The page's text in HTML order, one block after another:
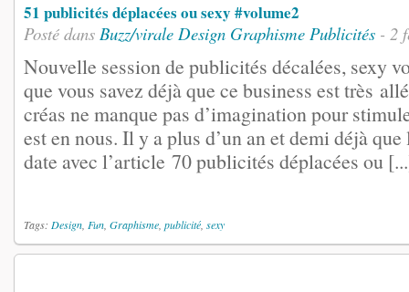
51 publicités déplacées ou sexy #volume2
Posté dans Buzz/virale Design Graphisme Publicités - 2
Nouvelle session de publicités décalées, sexy
que vous savez déjà que ce business est très
créas ne manque pas d’imagination pour
est en nous. Il y a plus d’un an et demi déjà
date avec l’article 70 publicités déplacées ou
Tags: Design Fun Graphisme publicité sexy